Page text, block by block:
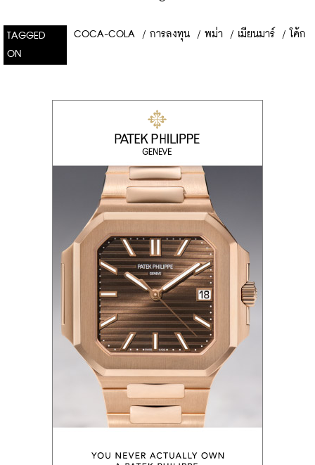
TAGGED
ON
COCA-COLA / การลงทุน / พม่า / เมียนมาร์ / โค้ก